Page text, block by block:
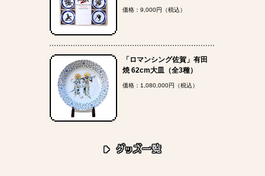
価格：9,000円（税込）
「ロマンシング佐賀」有田
焼 62cm大皿（全3種）
価格：1,080,000円（税込）